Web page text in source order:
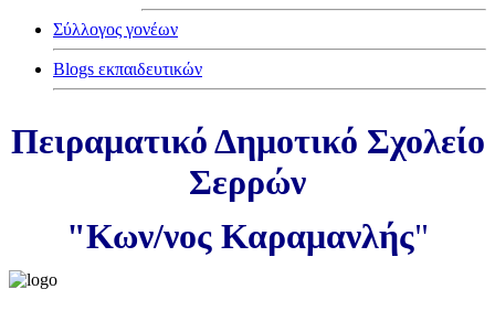
Σύλλογος γονέων
Blogs εκπαιδευτικών
Πειραματικό Δημοτικό Σχολείο
Σερρών
"Κων/νος Καραμανλής"